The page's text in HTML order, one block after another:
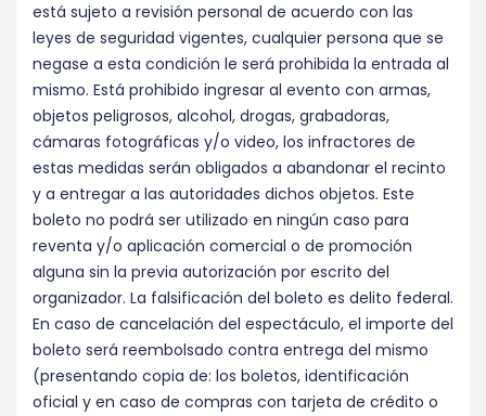
está sujeto a revisión personal de acuerdo con las
leyes de seguridad vigentes, cualquier persona que se
negase a esta condición le será prohibida la entrada al
mismo. Está prohibido ingresar al evento con armas,
objetos peligrosos, alcohol, drogas, grabadoras,
cámaras fotográficas y/o video, los infractores de
estas medidas serán obligados a abandonar el recinto
y a entregar a las autoridades dichos objetos. Este
boleto no podrá ser utilizado en ningún caso para
reventa y/o aplicación comercial o de promoción
alguna sin la previa autorización por escrito del
organizador. La falsificación del boleto es delito federal.
En caso de cancelación del espectáculo, el importe del
boleto será reembolsado contra entrega del mismo
(presentando copia de: los boletos, identificación
oficial y en caso de compras con tarjeta de crédito o